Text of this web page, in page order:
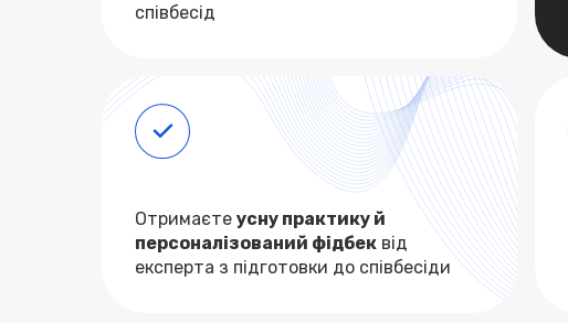
співбесід
Отримаєте усну практику й
персоналізований фідбек від
експерта з підготовки до співбесіди